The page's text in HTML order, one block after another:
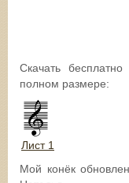
Скачать
полном размере:
Лист 1
Мой конёк